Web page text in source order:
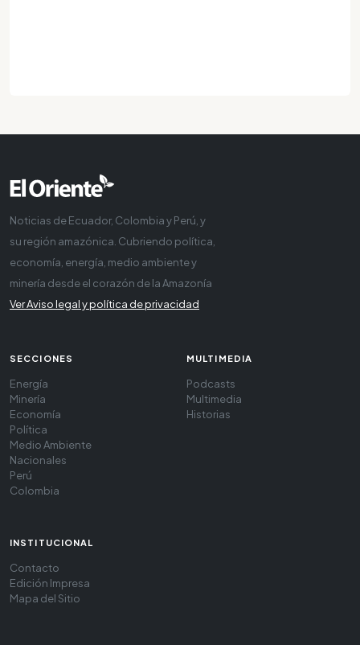
Noticias de Ecuador, Colombia y Perú, y
su región amazónica. Cubriendo política,
economía, energía, medio ambiente y
minería desde el corazón de la Amazonía
Ver Aviso legal y política de privacidad
SECCIONES
Energía
Minería
Economía
Política
Medio Ambiente
Nacionales
Perú
Colombia
MULTIMEDIA
Podcasts
Multimedia
Historias
INSTITUCIONAL
Contacto
Edición Impresa
Mapa del Sitio